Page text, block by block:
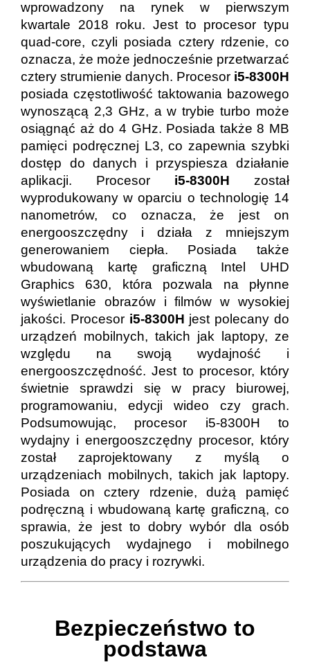
wprowadzony na rynek w pierwszym
kwartale 2018 roku. Jest to procesor typu
quad-core, czyli posiada cztery rdzenie, co
oznacza, że może jednocześnie przetwarzać
cztery strumienie danych. Procesor i5-8300H
posiada częstotliwość taktowania bazowego
wynoszącą 2,3 GHz, a w trybie turbo może
osiągnąć aż do 4 GHz. Posiada także 8 MB
pamięci podręcznej L3, co zapewnia szybki
dostęp do danych i przyspiesza działanie
aplikacji. Procesor i5-8300H został
wyprodukowany w oparciu o technologię 14
nanometrów, co oznacza, że jest on
energooszczędny i działa z mniejszym
generowaniem ciepła. Posiada także
wbudowaną kartę graficzną Intel UHD
Graphics 630, która pozwala na płynne
wyświetlanie obrazów i filmów w wysokiej
jakości. Procesor i5-8300H jest polecany do
urządzeń mobilnych, takich jak laptopy, ze
względu na swoją wydajność i
energooszczędność. Jest to procesor, który
świetnie sprawdzi się w pracy biurowej,
programowaniu, edycji wideo czy grach.
Podsumowując, procesor i5-8300H to
wydajny i energooszczędny procesor, który
został zaprojektowany z myślą o
urządzeniach mobilnych, takich jak laptopy.
Posiada on cztery rdzenie, dużą pamięć
podręczną i wbudowaną kartę graficzną, co
sprawia, że jest to dobry wybór dla osób
poszukujących wydajnego i mobilnego
urządzenia do pracy i rozrywki.
Bezpieczeństwo to
podstawa